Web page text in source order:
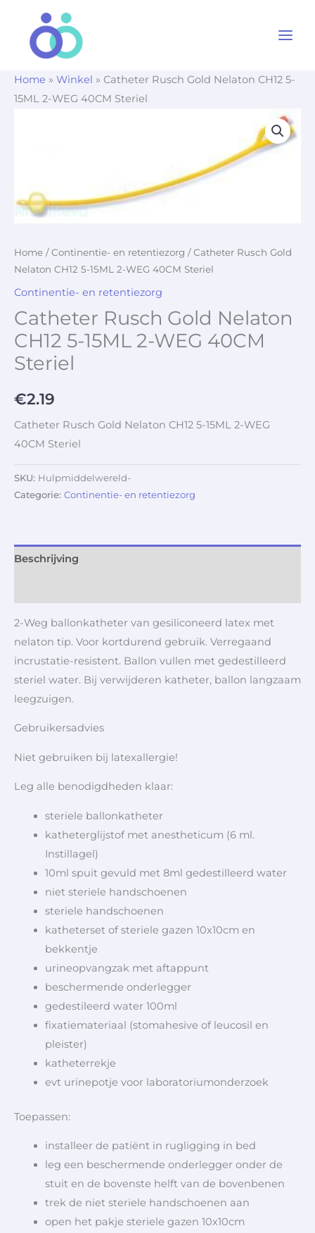
Home » Winkel » Catheter Rusch Gold Nelaton CH12 5-
15ML 2-WEG 40CM Steriel
Home /Continentie- en retentiezorg / Catheter Rusch Gold
Nelaton CH12 5-15ML 2-WEG 40CM Steriel
Continentie- en retentiezorg
Catheter Rusch Gold Nelaton
CH12 5-15ML 2-WEG 40CM
Steriel
€2.19
Catheter Rusch Gold Nelaton CH12 5-15ML 2-WEG
40CM Steriel
SKU: Hulpmiddelwereld-
Categorie: Continentie- en retentiezorg
Beschrijving
2-Weg ballonkatheter van gesiliconeerd latex met
nelaton tip. Voor kortdurend gebruik. Verregaand
incrustatie-resistent. Ballon vullen met gedestilleerd
steriel water. Bij verwijderen katheter, ballon langzaam
leegzuigen.
Gebruikersadvies
Niet gebruiken bij latexallergie!
Leg alle benodigdheden klaar:
steriele ballonkatheter
katheterglijstof met anestheticum (6 ml.
Instillagel)
10ml spuit gevuld met 8ml gedestilleerd water
niet steriele handschoenen
steriele handschoenen
katheterset of steriele gazen 10x10cm en
bekkentje
urineopvangzak met aftappunt
beschermende onderlegger
gedestileerd water 100ml
fixatiemateriaal (stomahesive of leucosil en
pleister)
katheterrekje
evt urinepotje voor laboratoriumonderzoek
Toepassen:
installeer de patiënt in rugligging in bed
leg een beschermende onderlegger onder de
stuit en de bovenste helft van de bovenbenen
trek de niet steriele handschoenen aan
open het pakje steriele gazen 10x10cm